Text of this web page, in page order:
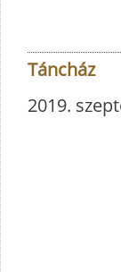
Táncház
2019.